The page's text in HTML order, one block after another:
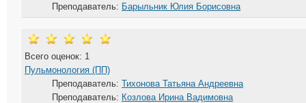
Преподаватель:
Барыльник Юлия Борисовна
Всего оценок: 1
Пульмонология (ПП)
Преподаватель: Тихонова Татьяна Андреевна
Преподаватель:
Козлова Ирина Вадимовна